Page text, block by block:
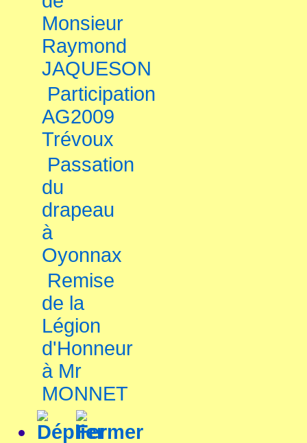
Monsieur
Raymond
JAQUESON
Participation
AG2009
Trévoux
Passation
du
drapeau
à
Oyonnax
Remise
de la
Légion
d'Honneur
à Mr
MONNET